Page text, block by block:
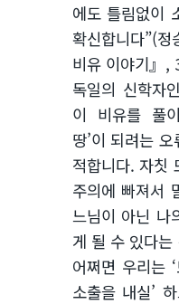
에도 틀림없이
확신합니다”(
비유 이야기』,
독일의 신학자
이 비유를 풀
땅’이 되려는
적합니다. 자칫
주의에 빠져서
느님이 아닌 나
게 될 수 있다는
어쩌면 우리는
소출을 내실’